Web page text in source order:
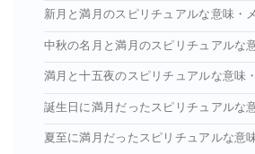
新月と満月のスピリチュアルな意味・
中秋の名月と満月のスピリチュアルな
満月と十五夜のスピリチュアルな意味
誕生日に満月だったスピリチュアルな
夏至に満月だったスピリチュアルな意